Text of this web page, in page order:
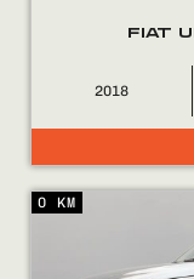
FIAT
2018
0 KM